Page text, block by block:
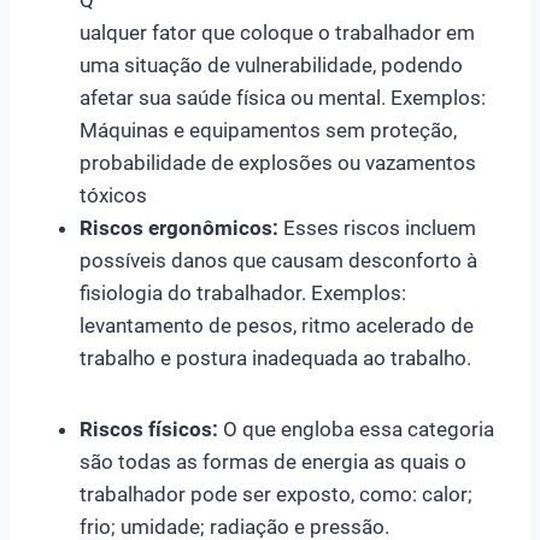
ualquer fator que coloque o trabalhador em
uma situação de vulnerabilidade, podendo
afetar sua saúde física ou mental. Exemplos:
Máquinas e equipamentos sem proteção,
probabilidade de explosões ou vazamentos
tóxicos
Riscos ergonômicos: Esses riscos incluem
possíveis danos que causam desconforto à
fisiologia do trabalhador. Exemplos:
levantamento de pesos, ritmo acelerado de
trabalho e postura inadequada ao trabalho.
Riscos físicos: O que engloba essa categoria
são todas as formas de energia as quais o
trabalhador pode ser exposto, como: calor;
frio; umidade; radiação e pressão.